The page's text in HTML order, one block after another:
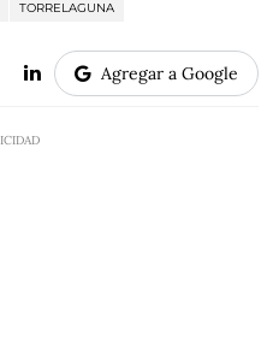
TORRELAGUNA
Agregar a Google